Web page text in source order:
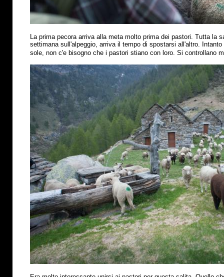
La prima pecora arriva alla meta molto prima dei pastori. Tutta la
settimana sull'alpeggio, arriva il tempo di spostarsi all'altro.
sole, non c'e bisogno che i pastori stiano con loro. Si controllano